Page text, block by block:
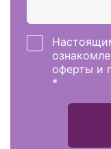
оферты и
*